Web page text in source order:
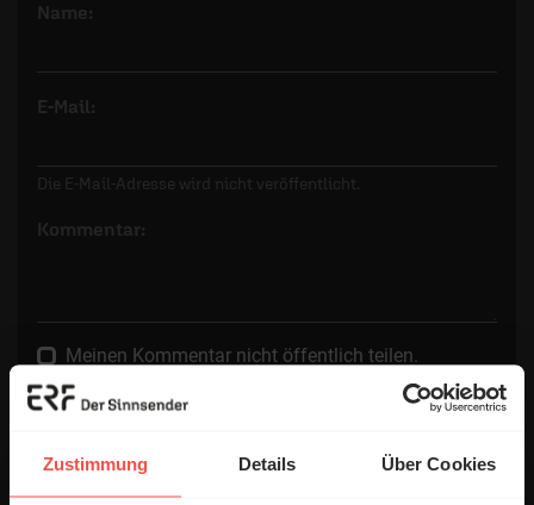
Zustimmung Details Über Cookies
Name:
E-Mail:
Die E-Mail-Adresse wird nicht veröffentlicht.
Kommentar:
Meinen Kommentar nicht öffentlich teilen.
Ich bin damit einverstanden, dass meine Angaben
Verbesserung unseres Online-Angebots
ausgewertet werden. Es erfolgt keine Weitergabe